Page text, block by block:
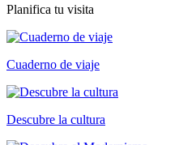
Planifica tu visita
Cuaderno de viaje
Descubre la cultura